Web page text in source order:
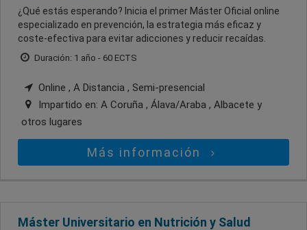
¿Qué estás esperando? Inicia el primer Máster Oficial online
especializado en prevención, la estrategia más eficaz y
coste-efectiva para evitar adicciones y reducir recaídas.
Duración: 1 año - 60 ECTS
Online , A Distancia , Semi-presencial
Impartido en: A Coruña , Álava/Araba , Albacete y
otros lugares
Más información
Máster Universitario en Nutrición y Salud